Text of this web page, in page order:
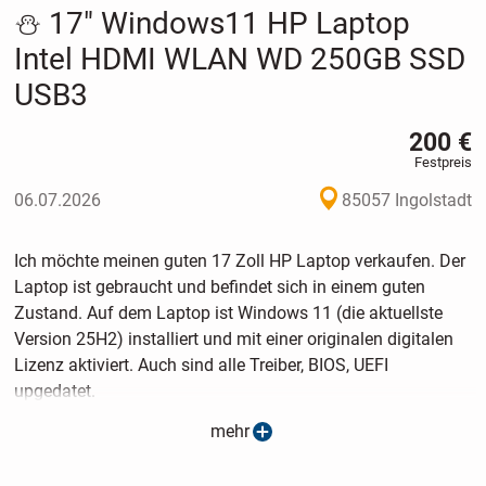
⛄️ 17" Windows11 HP Laptop
Intel HDMI WLAN WD 250GB SSD
USB3
200 €
Festpreis
06.07.2026 85057 Ingolstadt
Ich möchte meinen guten 17 Zoll HP Laptop verkaufen. Der
Laptop ist gebraucht und befindet sich in einem guten
Zustand. Auf dem Laptop ist Windows 11 (die aktuellste
Version 25H2) installiert und mit einer originalen digitalen
Lizenz aktiviert. Auch sind alle Treiber, BIOS, UEFI
upgedatet.
Der Laptop ist ziemlich sicher und sparsam. Er hat einen
mehr